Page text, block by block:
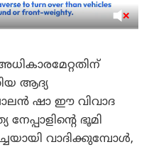
ആദ്യ
ഷാ ഈ വിവാദ
ഭൂമി
വാദിക്കുമ്പോൾ,